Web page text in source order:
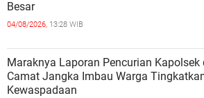
Besar
04/08/2026, 13:28 WIB
Maraknya Laporan Pencurian Kapolsek
Camat Jangka Imbau Warga
Kewaspadaan